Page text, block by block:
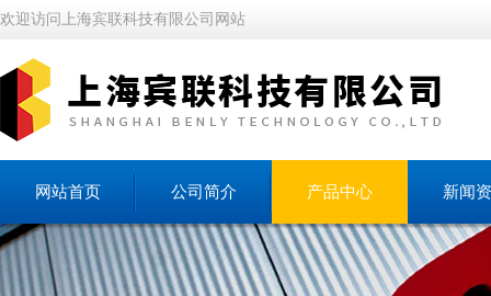
欢迎访问上海宾联科技有限公司网站
网站首页 公司简介 产品中心 新闻